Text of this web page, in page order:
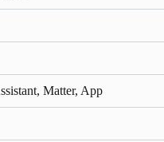
Matter, App